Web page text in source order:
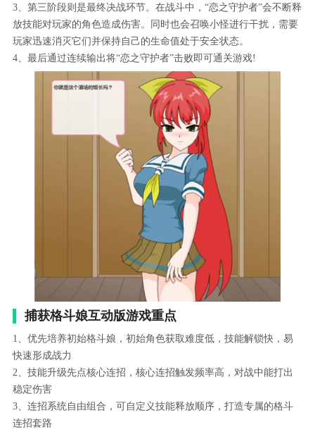
3、第三阶段则是最终决战环节。在战斗中，“恋之守护者”会不断释
放技能对玩家的角色造成伤害。同时也会召唤小怪进行干扰，需要
玩家迅速消灭它们并保持自己的生命值处于安全状态。
4、最后通过连续输出将“恋之守护者”击败即可通关游戏!
捕获格斗娘互动版游戏重点
1、优先培养初始格斗娘，初始角色获取难度低，技能解锁快，易
快速形成战力
2、技能升级先点核心连招，核心连招触发频率高，对战中能打出
稳定伤害
3、连招系统自由组合，可自定义技能释放顺序，打造专属的格斗
连招套路